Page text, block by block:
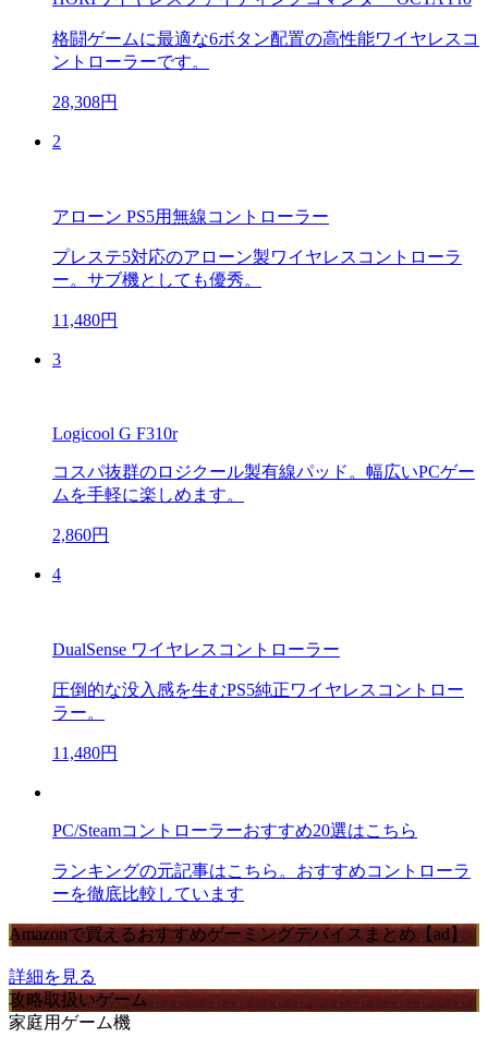
格闘ゲームに最適な6ボタン配置の高性能ワイヤレスコ
ントローラーです。
28,308円
2
アローン PS5用無線コントローラー
プレステ5対応のアローン製ワイヤレスコントローラ
ー。サブ機としても優秀。
11,480円
3
Logicool G F310r
コスパ抜群のロジクール製有線パッド。幅広いPCゲー
ムを手軽に楽しめます。
2,860円
4
DualSense ワイヤレスコントローラー
圧倒的な没入感を生むPS5純正ワイヤレスコントロー
ラー。
11,480円
PC/Steamコントローラーおすすめ20選はこちら
ランキングの元記事はこちら。おすすめコントローラ
ーを徹底比較しています
Amazonで買えるおすすめゲーミングデバイスまとめ【ad】
詳細を見る
攻略取扱いゲーム
家庭用ゲーム機